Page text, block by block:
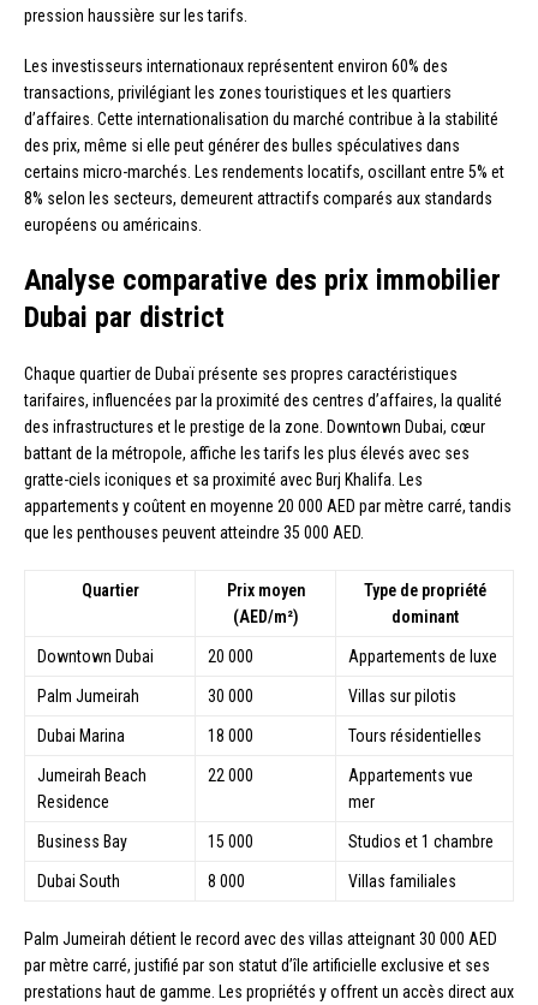
pression haussière sur les tarifs.
Les investisseurs internationaux représentent environ 60% des
transactions, privilégiant les zones touristiques et les quartiers
d’affaires. Cette internationalisation du marché contribue à la stabilité
des prix, même si elle peut générer des bulles spéculatives dans
certains micro-marchés. Les rendements locatifs, oscillant entre 5% et
8% selon les secteurs, demeurent attractifs comparés aux standards
européens ou américains.
Analyse comparative des prix immobilier
Dubai par district
Chaque quartier de Dubaï présente ses propres caractéristiques
tarifaires, influencées par la proximité des centres d’affaires, la qualité
des infrastructures et le prestige de la zone. Downtown Dubai, cœur
battant de la métropole, affiche les tarifs les plus élevés avec ses
gratte-ciels iconiques et sa proximité avec Burj Khalifa. Les
appartements y coûtent en moyenne 20 000 AED par mètre carré, tandis
que les penthouses peuvent atteindre 35 000 AED.
Quartier
Prix moyen
(AED/m²)
Type de propriété
dominant
Downtown Dubai 20 000 Appartements de luxe
Palm Jumeirah 30 000 Villas sur pilotis
Dubai Marina 18 000 Tours résidentielles
Jumeirah Beach
Residence
22 000
Appartements vue
mer
Business Bay 15 000 Studios et 1 chambre
Dubai South 8 000 Villas familiales
Palm Jumeirah détient le record avec des villas atteignant 30 000 AED
par mètre carré, justifié par son statut d’île artificielle exclusive et ses
prestations haut de gamme. Les propriétés y offrent un accès direct aux